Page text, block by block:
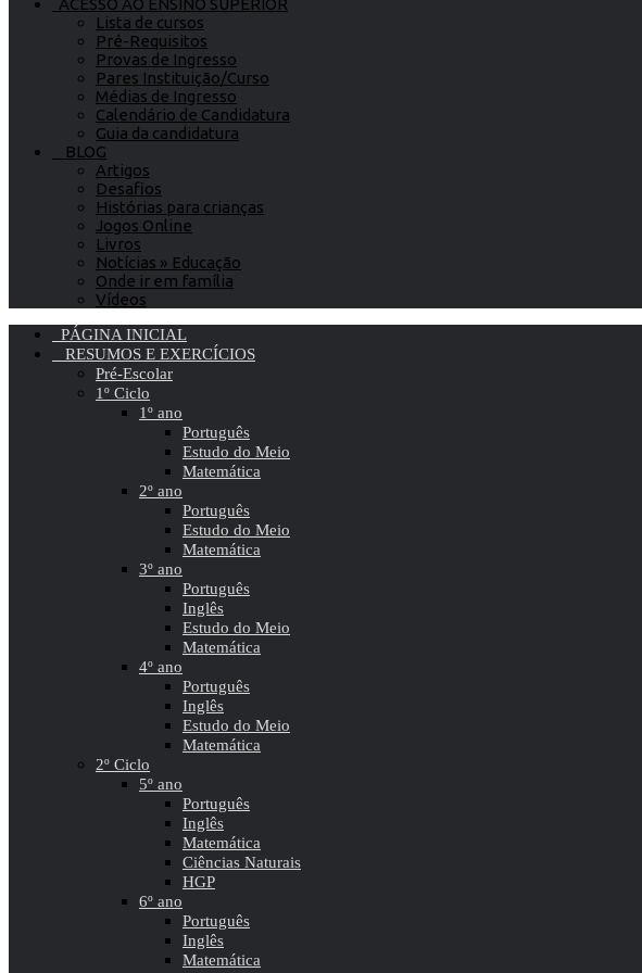
ACESSO AO ENSINO SUPERIOR
Lista de cursos
Pré-Requisitos
Provas de Ingresso
Pares Instituição/Curso
Médias de Ingresso
Calendário de Candidatura
Guia da candidatura
BLOG
Artigos
Desafios
Histórias para crianças
Jogos Online
Livros
Notícias » Educação
Onde ir em família
Vídeos
PÁGINA INICIAL
RESUMOS E EXERCÍCIOS
Pré-Escolar
1º Ciclo
1º ano
Português
Estudo do Meio
Matemática
2º ano
Português
Estudo do Meio
Matemática
3º ano
Português
Inglês
Estudo do Meio
Matemática
4º ano
Português
Inglês
Estudo do Meio
Matemática
2º Ciclo
5º ano
Português
Inglês
Matemática
Ciências Naturais
HGP
6º ano
Português
Inglês
Matemática